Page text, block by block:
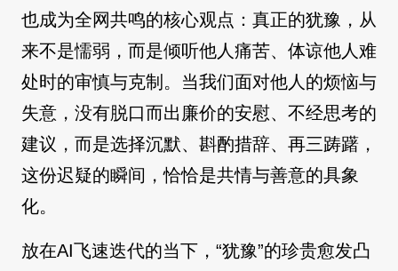
也成为全网共鸣的核心观点：真正的犹豫，从
来不是懦弱，而是倾听他人痛苦、体谅他人难
处时的审慎与克制。当我们面对他人的烦恼与
失意，没有脱口而出廉价的安慰、不经思考的
建议，而是选择沉默、斟酌措辞、再三踌躇，
这份迟疑的瞬间，恰恰是共情与善意的具象
化。
放在AI飞速迭代的当下，“犹豫”的珍贵愈发凸